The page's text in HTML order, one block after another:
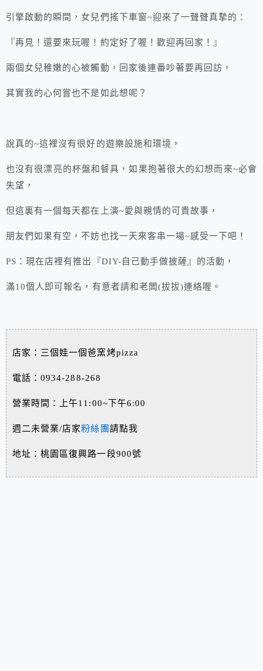
引擎啟動的瞬間，女兒們搖下車窗~迎來了一聲聲真摯的：
『再見！還要來玩喔！約定好了喔！歡迎再回家！』
兩個女兒稚嫩的心被觸動，回家後連番吵著要再回訪，
其實我的心何嘗也不是如此想呢？
說真的~這裡沒有很好的遊樂設施和環境，
也沒有很漂亮的杯盤和餐具，如果抱著很大的幻想而來~必會
失望，
但這裏有一個每天都在上演~愛與親情的可貴故事，
朋友們如果有空，不妨也找一天來客串一場~感受一下吧！
PS：現在店裡有推出『DIY-自己動手做披薩』的活動，
滿10個人即可報名，有意者請和老闆(拔拔)連絡喔。
店家：三個娃一個爸窯烤pizza
電話：0934-288-268
營業時間：上午11:00~下午6:00
週二未營業/店家粉絲團 請點我
地址：桃園區復興路一段900號